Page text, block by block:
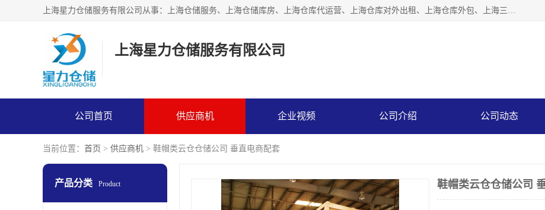
上海星力仓储服务有限公司从事：上海仓储服务、上海仓储库房、上海仓库代运营、上海仓库对外出租、上海仓库外包、上海三方仓储、上海电商仓储代发、上海电商代发货仓库、上海托管仓库、上海仓储配送。上海星力仓储服务有限公司现在拥有100个分仓、10万余平方的标准库房，精炼员工几百名，与几千家客户合作，公司已跻身上海仓储行业前列。欢迎来电咨询！
上海星力仓储服务有限公司
公司首页 供应商机 企业视频 公司介绍 公司动态
当前位置： 首页 > 供应商机 > 鞋帽类云仓仓储公司 垂直电商配套
产品分类 Product 鞋帽类云仓仓储公司